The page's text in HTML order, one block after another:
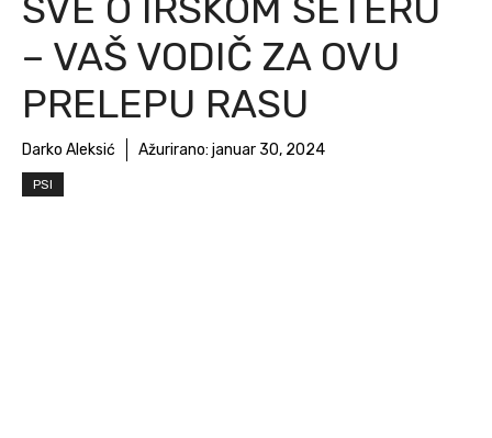
– VAŠ VODIČ ZA OVU
PRELEPU RASU
Darko Aleksić Ažurirano: januar 30, 2024
PSI